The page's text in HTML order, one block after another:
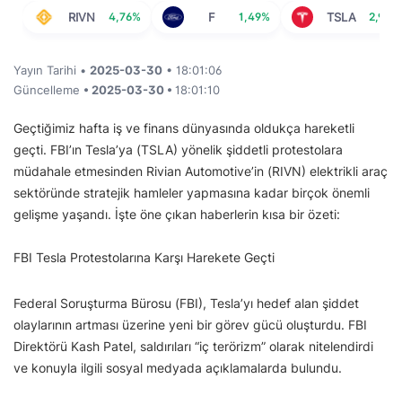
RIVN 4,76% F 1,49% TSLA 2,96%
Yayın Tarihi • 2025-03-30 • 18:01:06
Güncelleme • 2025-03-30 • 18:01:10
Geçtiğimiz hafta iş ve finans dünyasında oldukça hareketli
geçti. FBI’ın Tesla’ya (TSLA) yönelik şiddetli protestolara
müdahale etmesinden Rivian Automotive’in (RIVN) elektrikli araç
sektöründe stratejik hamleler yapmasına kadar birçok önemli
gelişme yaşandı. İşte öne çıkan haberlerin kısa bir özeti:
FBI Tesla Protestolarına Karşı Harekete Geçti
Federal Soruşturma Bürosu (FBI), Tesla’yı hedef alan şiddet
olaylarının artması üzerine yeni bir görev gücü oluşturdu. FBI
Direktörü Kash Patel, saldırıları “iç terörizm” olarak nitelendirdi
ve konuyla ilgili sosyal medyada açıklamalarda bulundu.